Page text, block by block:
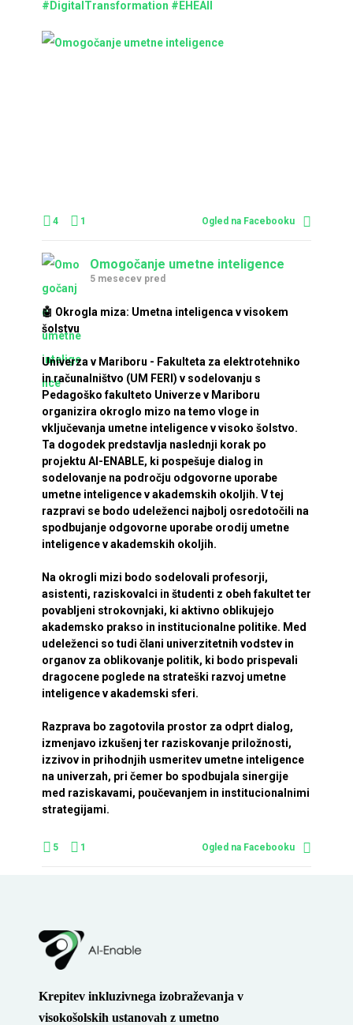
#DigitalTransformation #EHEAII
4 1 Ogled na Facebooku
Omogočanje umetne inteligence
5 mesecev pred
🤖 Okrogla miza: Umetna inteligenca v visokem
šolstvu
Univerza v Mariboru - Fakulteta za elektrotehniko
in računalništvo (UM FERI) v sodelovanju s
Pedagoško fakulteto Univerze v Mariboru
organizira okroglo mizo na temo vloge in
vključevanja umetne inteligence v visoko šolstvo.
Ta dogodek predstavlja naslednji korak po
projektu AI-ENABLE, ki pospešuje dialog in
sodelovanje na področju odgovorne uporabe
umetne inteligence v akademskih okoljih. V tej
razpravi se bodo udeleženci najbolj osredotočili na
spodbujanje odgovorne uporabe orodij umetne
inteligence v akademskih okoljih.
Na okrogli mizi bodo sodelovali profesorji,
asistenti, raziskovalci in študenti z obeh fakultet ter
povabljeni strokovnjaki, ki aktivno oblikujejo
akademsko prakso in institucionalne politike. Med
udeleženci so tudi člani univerzitetnih vodstev in
organov za oblikovanje politik, ki bodo prispevali
dragocene poglede na strateški razvoj umetne
inteligence v akademski sferi.
Razprava bo zagotovila prostor za odprt dialog,
izmenjavo izkušenj ter raziskovanje priložnosti,
izzivov in prihodnjih usmeritev umetne inteligence
na univerzah, pri čemer bo spodbujala sinergije
med raziskavami, poučevanjem in institucionalnimi
strategijami.
5 1 Ogled na Facebooku
Krepitev inkluzivnega izobraževanja v
visokošolskih ustanovah z umetno